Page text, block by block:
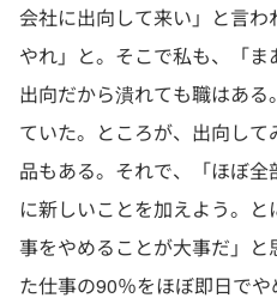
会社に出向して来い」と言
やれ」と。そこで私も、「
出向だから潰れても職はあ
ていた。ところが、出向し
品もある。それで、「ほぼ
に新しいことを加えよう。
事をやめることが大事だ」
た仕事の90％をほぼ即日で